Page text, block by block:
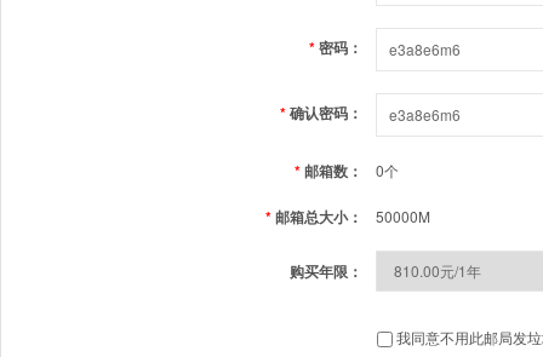
*密码：
*确认密码：
*邮箱数： 0个
*邮箱总大小： 50000M
购买年限：
我同意不用此邮局发